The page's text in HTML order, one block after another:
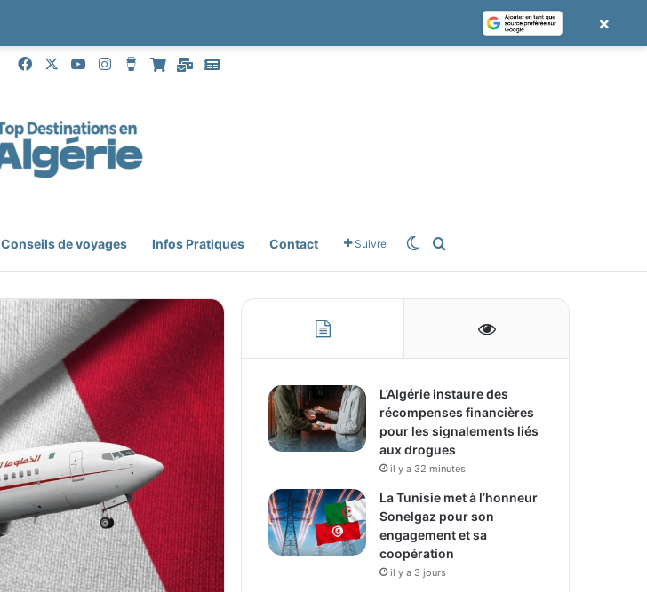
FacebookYouTubeInstagramBuy Me a Coffee
Boutique
MailGoogle News
Conseils de voyages Infos Pratiques Contact Suivre Switch skin
L’Algérie instaure des
récompenses financières
pour les signalements liés
aux drogues
il y a 32 minutes
La Tunisie met à l’honneur
Sonelgaz pour son
engagement et sa
coopération
il y a 3 jours
×